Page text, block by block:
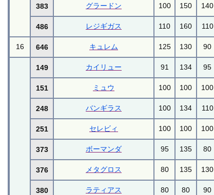
383 グラードン 100 150 140
486 レジギガス 110 160 110
16 646 キュレム 125 130 90
149 カイリュー 91 134 95
151 ミュウ 100 100 100
248 バンギラス 100 134 110
251 セレビィ 100 100 100
373 ボーマンダ 95 135 80
376 メタグロス 80 135 130
380 ラティアス 80 80 90